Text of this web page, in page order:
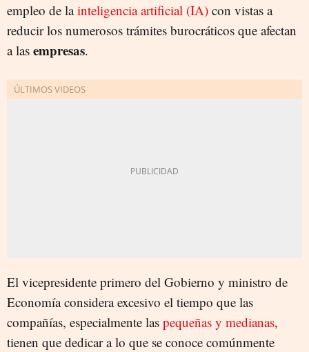
empleo de lainteligencia artificial (IA) con vistas a
reducir los numerosos trámites burocráticos que afectan
a las empresas.
El vicepresidente primero del Gobierno y ministro de
Economía considera excesivo el tiempo que las
compañías, especialmente las pequeñas y medianas,
tienen que dedicar a lo que se conoce comúnmente